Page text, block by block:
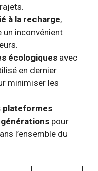
à la recharge,
inconvénient
écologiques avec
en dernier
minimiser les
plateformes
pour
l’ensemble du